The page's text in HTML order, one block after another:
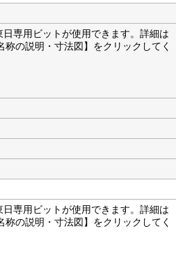
専用ビットが使用できます。詳細は
称の説明・寸法図】をクリックしてく
専用ビットが使用できます。詳細は
称の説明・寸法図】をクリックしてく